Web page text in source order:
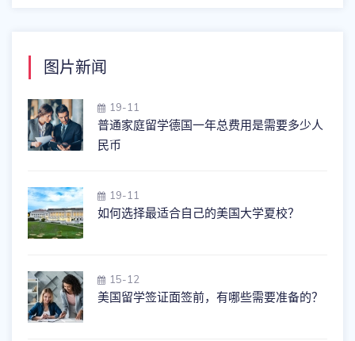
图片新闻
19-11
普通家庭留学德国一年总费用是需要多少人
民币
19-11
如何选择最适合自己的美国大学夏校？
15-12
美国留学签证面签前，有哪些需要准备的？